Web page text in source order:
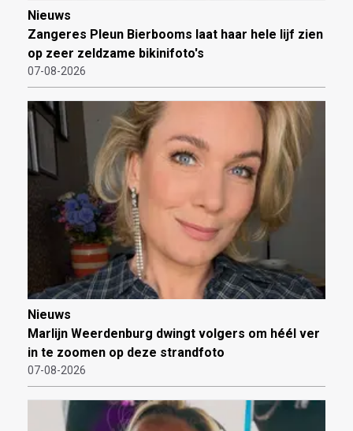
Nieuws
Zangeres Pleun Bierbooms laat haar hele lijf zien
op zeer zeldzame bikinifoto's
07-08-2026
Nieuws
Marlijn Weerdenburg dwingt volgers om héél ver
in te zoomen op deze strandfoto
07-08-2026